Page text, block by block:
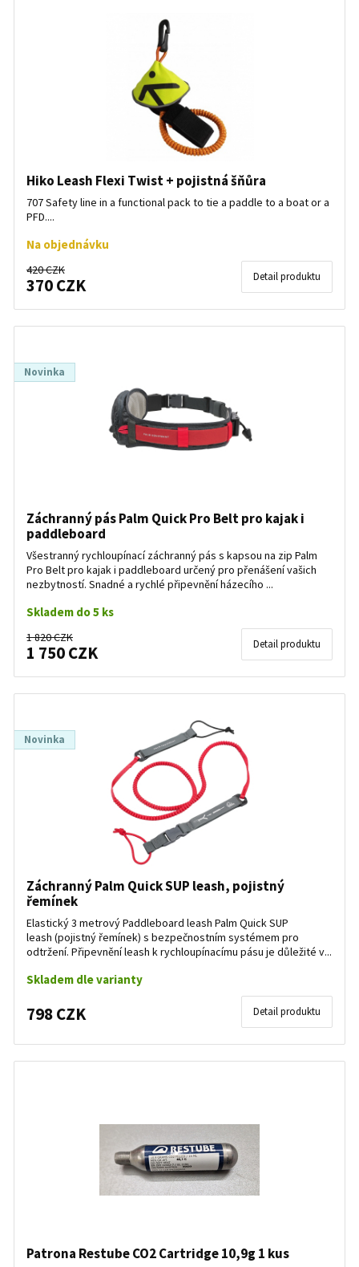
Hiko Leash Flexi Twist + pojistná šňůra
707 Safety line in a functional pack to tie a paddle to a boat or a
PFD....
Na objednávku
420 CZK
370 CZK Detail produktu
Novinka
Záchranný pás Palm Quick Pro Belt pro kajak i
paddleboard
Všestranný rychloupínací záchranný pás s kapsou na zip Palm
Pro Belt pro kajak i paddleboard určený pro přenášení vašich
nezbytností. Snadné a rychlé připevnění házecího ...
Skladem do 5 ks
1 820 CZK
1 750 CZK Detail produktu
Novinka
Záchranný Palm Quick SUP leash, pojistný
řemínek
Elastický 3 metrový Paddleboard leash Palm Quick SUP
leash (pojistný řemínek) s bezpečnostním systémem pro
odtržení. Připevnění leash k rychloupínacímu pásu je důležité v...
Skladem dle varianty
798 CZK Detail produktu
Patrona Restube CO2 Cartridge 10,9g 1 kus